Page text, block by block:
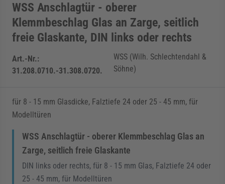
WSS Anschlagtür - oberer
Klemmbeschlag Glas an Zarge, seitlich
freie Glaskante, DIN links oder rechts
Art.-Nr.:
31.208.0710.-31.308.0720.
WSS (Wilh. Schlechtendahl &
Söhne)
für 8 - 15 mm Glasdicke, Falztiefe 24 oder 25 - 45 mm, für
Modelltüren
WSS Anschlagtür - oberer Klemmbeschlag Glas an
Zarge, seitlich freie Glaskante
DIN links oder rechts, für 8 - 15 mm Glas, Falztiefe 24 oder
25 - 45 mm, für Modelltüren